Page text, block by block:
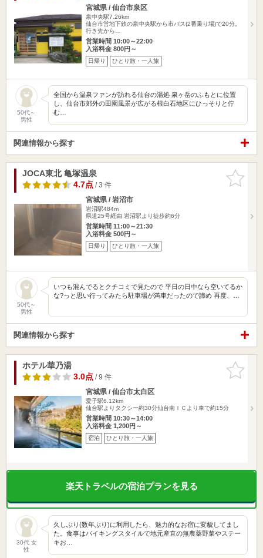
宮城県 / 仙台市泉区
泉中央駅7.26km
仙台市営地下鉄の泉中央駅から市バス(2番乗り場)で20分。
行き先から…
営業時間 10:00～22:00
入浴料金 800円～
日帰り ひとり旅・一人旅
50代～
男性
全国から温泉ファンが訪れる仙台の湯処 泉ヶ岳のふもとに位置
し、仙台市郊外の田園風景が広がる根白石地区にひっそりと佇
む…
関連情報から探す
お気に入
りに追加
JOCA東北 亀塚温泉
4.7点/ 3 件
宮城県 / 岩沼市
岩沼駅484m
県道25号経由 岩沼駅より徒歩約6分
営業時間 11:00～21:30
入浴料金 500円～
日帰り ひとり旅・一人旅
50代～
男性
いつも混んでるとクチコミで見たので 平日の日中なら空いてるか
な?っと思い行ってみたら駐車場が満車だったので諦め 再度、…
関連情報から探す
お気に入
りに追加
ホテル華乃湯
3.0点/ 9 件
宮城県 / 仙台市太白区
愛子駅6.12km
仙台駅よりタクシー約30分仙台南ＩＣより車で約15分
営業時間 10:30～14:00
入浴料金 1,200円～
宿泊 ひとり旅・一人旅
楽天トラベルの宿泊プランを見る
30代 女
性
久しぶり(数年ぶり)に利用したら、魅力的なお宿に変貌してまし
た。食事はバイキングスタイルで地元産直の無農薬野菜やステー
キお…